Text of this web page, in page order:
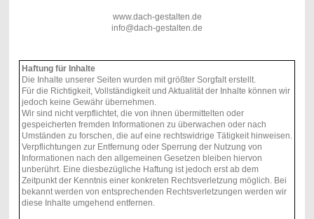
www.dach-gestalten.de
info@dach-gestalten.de
Haftung für Inhalte
Die Inhalte unserer Seiten wurden mit größter Sorgfalt erstellt.
Für die Richtigkeit, Vollständigkeit und Aktualität der Inhalte können wir
jedoch keine Gewähr übernehmen.
Wir sind nicht verpflichtet, die von ihnen übermittelten oder
gespeicherten fremden Informationen zu überwachen oder nach
Umständen zu forschen, die auf eine rechtswidrige Tätigkeit hinweisen.
Verpflichtungen zur Entfernung oder Sperrung der Nutzung von
Informationen nach den allgemeinen Gesetzen bleiben hiervon
unberührt. Eine diesbezügliche Haftung ist jedoch erst ab dem
Zeitpunkt der Kenntnis einer konkreten Rechtsverletzung möglich. Bei
bekannt werden von entsprechenden Rechtsverletzungen werden wir
diese Inhalte umgehend entfernen.